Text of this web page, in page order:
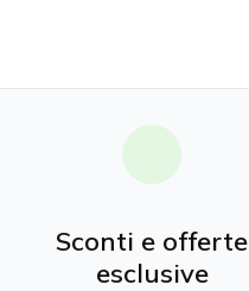
Sconti e offerte
esclusive